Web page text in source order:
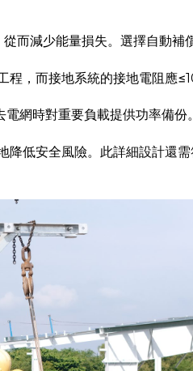
而減少能量損失。選擇自動補
，而接地系統的接地電阻應
網時對重要負載提供功率備份。
低安全風險。此詳細設計還